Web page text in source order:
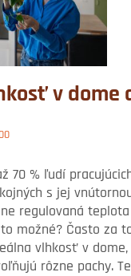
v dome
70 % ľudí
s jej
regulovaná
možné? Často za
vlhkosť v
rôzne pachy.